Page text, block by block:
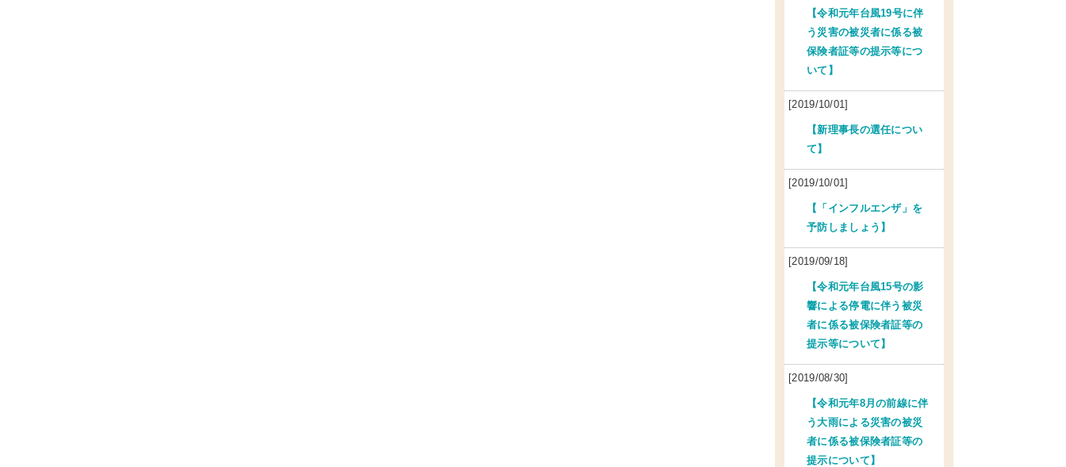
【令和元年台風19号に伴
う災害の被災者に係る被
保険者証等の提示等につ
いて】
[2019/10/01]
【新理事長の選任につい
て】
[2019/10/01]
【「インフルエンザ」を
予防しましょう】
[2019/09/18]
【令和元年台風15号の影
響による停電に伴う被災
者に係る被保険者証等の
提示等について】
[2019/08/30]
【令和元年8月の前線に伴
う大雨による災害の被災
者に係る被保険者証等の
提示について】